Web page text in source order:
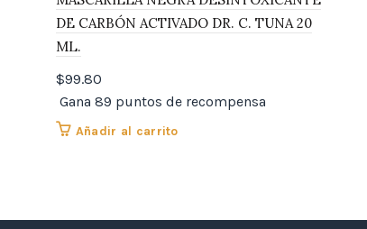
DE CARBÓN ACTIVADO DR. C. TUNA 20
ML.
$99.80
Gana 89 puntos de recompensa
Añadir al carrito